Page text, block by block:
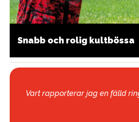
Snabb och rolig kultbössa
Vart rapporterar jag en fälld